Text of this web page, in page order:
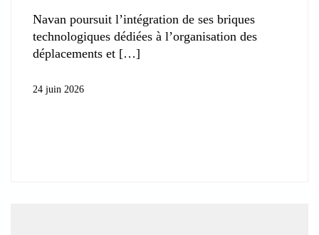
Navan poursuit l’intégration de ses briques
technologiques dédiées à l’organisation des
déplacements et
24 juin 2026